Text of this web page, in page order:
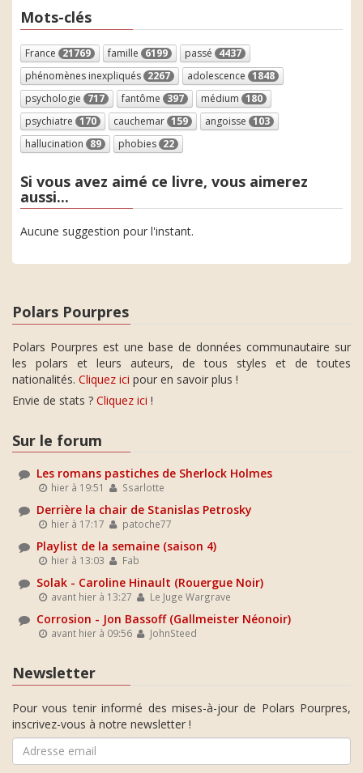
Mots-clés
France 21769 famille 6199 passé 4437
phénomènes inexpliqués 2267 adolescence 1848
psychologie 717 fantôme 397 médium 180
psychiatre 170 cauchemar 159 angoisse 103
hallucination 89 phobies 22
Si vous avez aimé ce livre, vous aimerez
aussi...
Aucune suggestion pour l'instant.
Polars Pourpres
Polars Pourpres est une base de données communautaire sur
les polars et leurs auteurs, de tous styles et de toutes
nationalités. Cliquez ici pour en savoir plus !
Envie de stats ? Cliquez ici !
Sur le forum
Les romans pastiches de Sherlock Holmes
hier à 19:51 Ssarlotte
Derrière la chair de Stanislas Petrosky
hier à 17:17 patoche77
Playlist de la semaine (saison 4)
hier à 13:03 Fab
Solak - Caroline Hinault (Rouergue Noir)
avant hier à 13:27 Le Juge Wargrave
Corrosion - Jon Bassoff (Gallmeister Néonoir)
avant hier à 09:56 JohnSteed
Newsletter
Pour vous tenir informé des mises-à-jour de Polars Pourpres,
inscrivez-vous à notre newsletter !